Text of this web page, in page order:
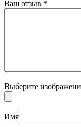
Ваш отзыв *
Выберите
Имя